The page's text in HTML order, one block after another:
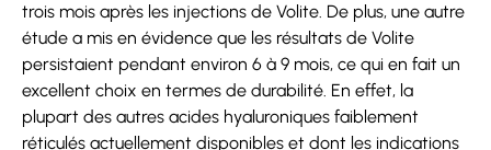
trois mois après les injections de Volite. De plus, une autre
étude a mis en évidence que les résultats de Volite
persistaient pendant environ 6 à 9 mois, ce qui en fait un
excellent choix en termes de durabilité. En effet, la
plupart des autres acides hyaluroniques faiblement
réticulés actuellement disponibles et dont les indications